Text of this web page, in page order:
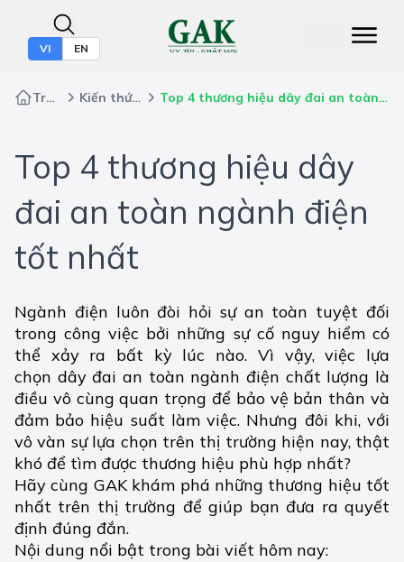
VI EN
Trang chủ Kiến thức bảo hộ Top 4 thương hiệu dây đai an toàn ngành điện tốt nhất
Top 4 thương hiệu dây
đai an toàn ngành điện
tốt nhất
Ngành điện luôn đòi hỏi sự an toàn tuyệt đối
trong công việc bởi những sự cố nguy hiểm có
thể xảy ra bất kỳ lúc nào. Vì vậy, việc lựa
chọn dây đai an toàn ngành điện chất lượng là
điều vô cùng quan trọng để bảo vệ bản thân và
đảm bảo hiệu suất làm việc. Nhưng đôi khi, với
vô vàn sự lựa chọn trên thị trường hiện nay, thật
khó để tìm được thương hiệu phù hợp nhất?
Hãy cùng GAK khám phá những thương hiệu tốt
nhất trên thị trường để giúp bạn đưa ra quyết
định đúng đắn.
Nội dung nổi bật trong bài viết hôm nay: